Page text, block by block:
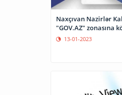
Naxçıvan Nazirlər
"GOV.AZ" zonasına
13-01-2023